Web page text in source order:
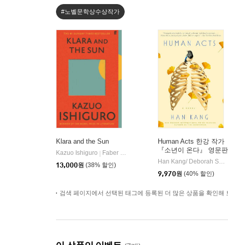
#노벨문학상수상작가
Klara and the Sun
Kazuo Ishiguro
Faber & Faber
13,000원 (38% 할인)
Human Acts 한강 작가
『소년이 온다』 영문판
(미국판)
Han Kang/ Deborah Smith (TRN)
9,970원 (40% 할인)
검색 페이지에서 선택된 태그에 등록된 더 많은 상품을 확인해